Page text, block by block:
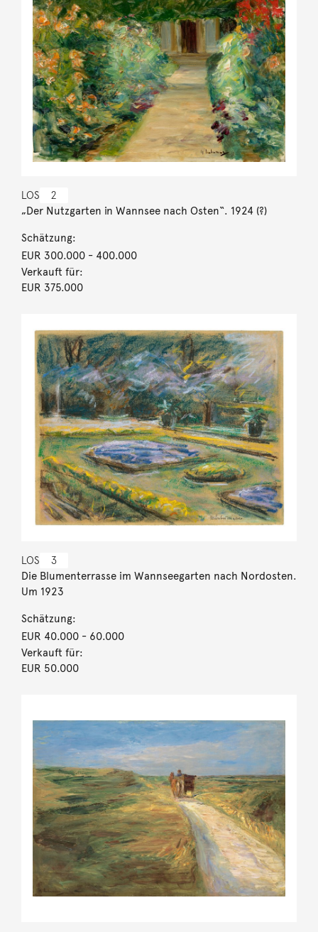
LOS 2
„Der Nutzgarten in Wannsee nach Osten“. 1924 (?)
Schätzung:
EUR 300.000- 400.000
Verkauft für:
EUR 375.000
LOS 3
Die Blumenterrasse im Wannseegarten nach Nordosten.
Um 1923
Schätzung:
EUR 40.000- 60.000
Verkauft für:
EUR 50.000